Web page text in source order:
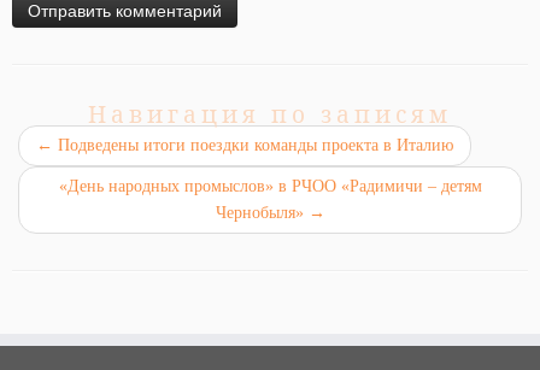
Навигация по записям
← Подведены итоги поездки команды проекта в Италию
«День народных промыслов» в РЧОО «Радимичи – детям
Чернобыля» →